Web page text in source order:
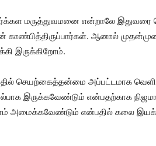
மருத்துவமனை என்றாலே
காண்பித்திருப்பார்கள். ஆனால்
இருக்கிறோம்.
செயற்கைத்தன்மை அப்பட்டமாக
இருக்கவேண்டும் என்பதற்காக
அமைக்கவேண்டும் என்பதில் கலை